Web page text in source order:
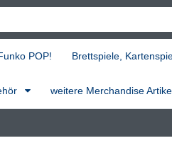
POP! Brettspiele,
weitere Merchandise